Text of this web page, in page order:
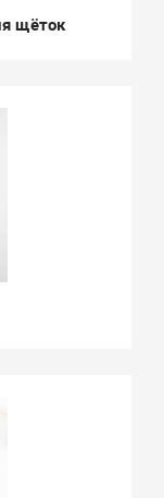
щёток